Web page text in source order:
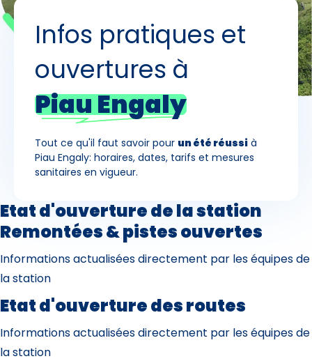
Skieurs
Adultes -
Enfants
- de 17 ans -
Etudiants - +
?
Infos pratiques et
ouvertures à
Piau Engaly
Tout ce qu'il faut savoir pour un été réussi à
Piau Engaly: horaires, dates, tarifs et mesures
sanitaires en vigueur.
Etat d'ouverture de la station
Remontées & pistes ouvertes
Informations actualisées directement par les équipes de
la station
Etat d'ouverture des routes
Informations actualisées directement par les équipes de
la station